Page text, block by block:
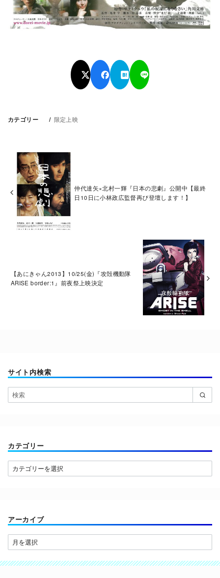
カテゴリー 限定上映
仲代達矢×北村一輝『日本の悲劇』公開中【最終
日10日に小林政広監督再び登壇します！】
【あにきゃん2013】10/25(金)『攻殻機動隊
ARISE border:1』前夜祭上映決定
サイト内検索
カテゴリー
カ
テ
アーカイブ
ア
ー
カ